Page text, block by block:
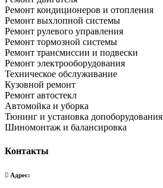
Ремонт кондиционеров и отопления
Ремонт выхлопной системы
Ремонт рулевого управления
Ремонт тормозной системы
Ремонт трансмиссии и подвески
Ремонт электрооборудования
Техническое обслуживание
Кузовной ремонт
Ремонт автостекл
Автомойка и уборка
Тюнинг и установка допоборудования
Шиномонтаж и балансировка
Контакты
Адрес: